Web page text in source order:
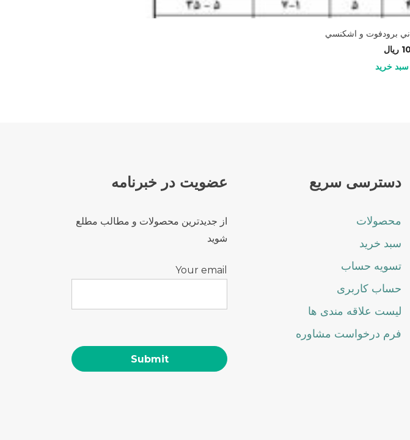
برودفوت و اشكنسي
ریال
سبد خرید
دسترسی سریع
محصولات
سبد خرید
تسویه حساب
حساب کاربری
لیست علاقه مندی ها
فرم درخواست مشاوره
عضویت در خبرنامه
از جدیدترین محصولات و مطالب مطلع
شوید
Your email